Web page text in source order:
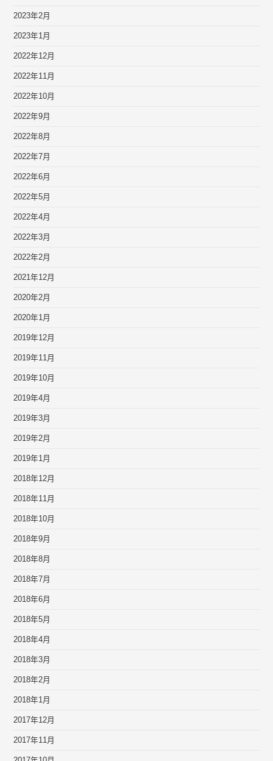
2023年2月
2023年1月
2022年12月
2022年11月
2022年10月
2022年9月
2022年8月
2022年7月
2022年6月
2022年5月
2022年4月
2022年3月
2022年2月
2021年12月
2020年2月
2020年1月
2019年12月
2019年11月
2019年10月
2019年4月
2019年3月
2019年2月
2019年1月
2018年12月
2018年11月
2018年10月
2018年9月
2018年8月
2018年7月
2018年6月
2018年5月
2018年4月
2018年3月
2018年2月
2018年1月
2017年12月
2017年11月